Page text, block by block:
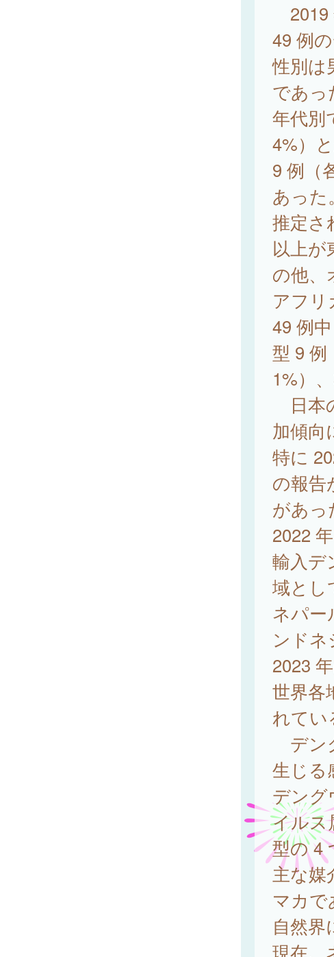
2019
49 例
性別は
であっ
年代別
4%）
9 例（
あった。
推定さ
以上が
の他、
アフリ
49 例
型 9 例
1%）
日本
加傾向
特に
の報告
があっ
2022
輸入デ
域とし
ネパー
ンドネ
2023
世界各
れてい
デン
生じる
デング
イルス
型の 4
主な媒
マカ
自然界
現在、